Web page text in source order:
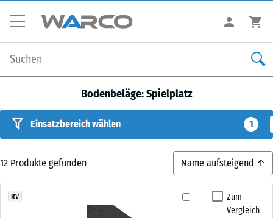
Bodenbeläge: Spielplatz
Einsatzbereich wählen 1
12 Produkte gefunden
Zum
Vergleich
RV